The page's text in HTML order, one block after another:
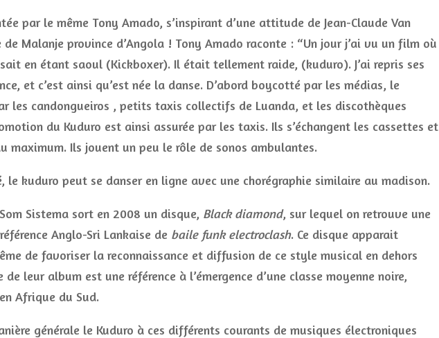
par le même Tony Amado, s’inspirant d’une attitude de Jean-Claude Van
de Malanje province d’Angola ! Tony Amado raconte : “Un jour j’ai vu un film où
en étant saoul (Kickboxer). Il était tellement raide, (kuduro). J’ai repris ses
et c’est ainsi qu’est née la danse. D’abord boycotté par les médias, le
les candongueiros , petits taxis collectifs de Luanda, et les discothèques
du Kuduro est ainsi assurée par les taxis. Ils s’échangent les cassettes et
maximum. Ils jouent un peu le rôle de sonos ambulantes.
le kuduro peut se danser en ligne avec une chorégraphie similaire au madison.
Sistema sort en 2008 un disque, Black diamond, sur lequel on retrouve une
Anglo-Sri Lankaise de baile funk electroclash. Ce disque apparait
de favoriser la reconnaissance et diffusion de ce style musical en dehors
leur album est une référence à l’émergence d’une classe moyenne noire,
Afrique du Sud.
générale le Kuduro à ces différents courants de musiques électroniques